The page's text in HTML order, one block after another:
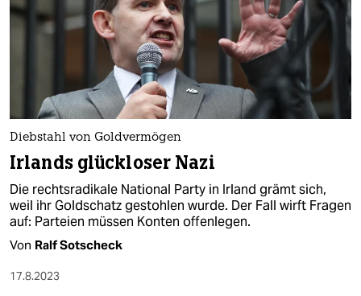
Diebstahl von Goldvermögen
Irlands glückloser Nazi
Die rechtsradikale National Party in Irland grämt sich,
weil ihr Goldschatz gestohlen wurde. Der Fall wirft Fragen
auf: Parteien müssen Konten offenlegen.
Von Ralf Sotscheck
17.8.2023